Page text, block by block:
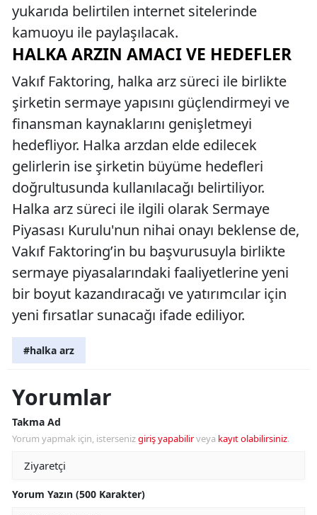
yukarıda belirtilen internet sitelerinde
kamuoyu ile paylaşılacak.
HALKA ARZIN AMACI VE HEDEFLER
Vakıf Faktoring, halka arz süreci ile birlikte
şirketin sermaye yapısını güçlendirmeyi ve
finansman kaynaklarını genişletmeyi
hedefliyor. Halka arzdan elde edilecek
gelirlerin ise şirketin büyüme hedefleri
doğrultusunda kullanılacağı belirtiliyor.
Halka arz süreci ile ilgili olarak Sermaye
Piyasası Kurulu'nun nihai onayı beklense de,
Vakıf Faktoring’in bu başvurusuyla birlikte
sermaye piyasalarındaki faaliyetlerine yeni
bir boyut kazandıracağı ve yatırımcılar için
yeni fırsatlar sunacağı ifade ediliyor.
#halka arz
Yorumlar
Takma Ad
Yorum yapmak için, istersenizgiriş yapabilirveya kayıt olabilirsiniz.
Yorum Yazın (500 Karakter)